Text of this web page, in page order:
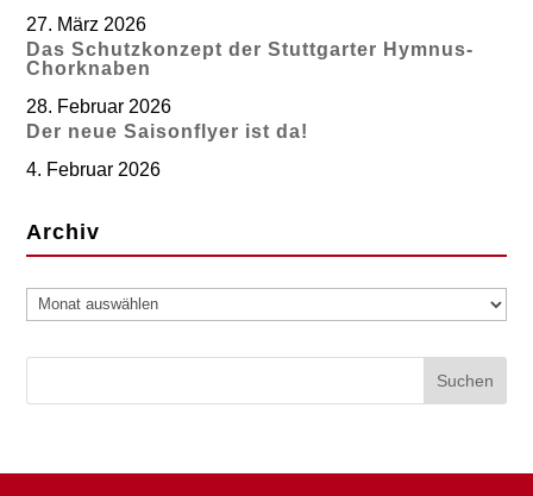
27. März 2026
Das Schutzkonzept der Stuttgarter Hymnus-
Chorknaben
28. Februar 2026
Der neue Saisonflyer ist da!
4. Februar 2026
Archiv
Archiv